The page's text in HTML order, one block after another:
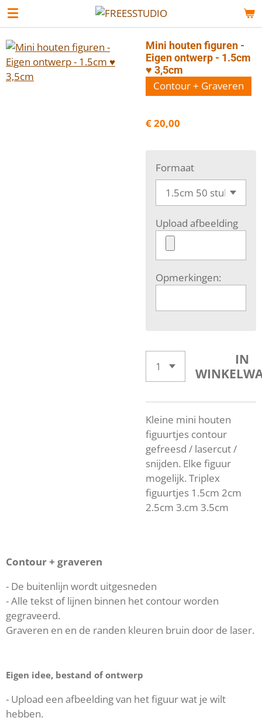
Ga
naar
de
hoofdinhoud
Mini houten figuren -
Eigen ontwerp - 1.5cm
♥ 3,5cm
Contour + Graveren
€ 20,00
Formaat
Upload afbeelding
Opmerkingen:
IN
Kleine mini houten
figuurtjes contour
gefreesd / lasercut /
snijden. Elke figuur
mogelijk. Triplex
figuurtjes 1.5cm 2cm
2.5cm 3.cm 3.5cm
Contour + graveren
- De buitenlijn wordt uitgesneden
- Alle tekst of lijnen binnen het contour worden
gegraveerd.
Graveren en en de randen kleuren bruin door de laser.
Eigen idee, bestand of ontwerp
- Upload een afbeelding van het figuur wat je wilt
hebben.